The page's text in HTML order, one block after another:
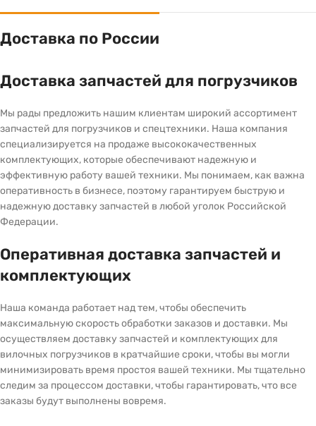
Доставка по России
Доставка запчастей для погрузчиков
Мы рады предложить нашим клиентам широкий ассортимент
запчастей для погрузчиков и спецтехники. Наша компания
специализируется на продаже высококачественных
комплектующих, которые обеспечивают надежную и
эффективную работу вашей техники. Мы понимаем, как важна
оперативность в бизнесе, поэтому гарантируем быструю и
надежную доставку запчастей в любой уголок Российской
Федерации.
Оперативная доставка запчастей и
комплектующих
Наша команда работает над тем, чтобы обеспечить
максимальную скорость обработки заказов и доставки. Мы
осуществляем доставку запчастей и комплектующих для
вилочных погрузчиков в кратчайшие сроки, чтобы вы могли
минимизировать время простоя вашей техники. Мы тщательно
следим за процессом доставки, чтобы гарантировать, что все
заказы будут выполнены вовремя.